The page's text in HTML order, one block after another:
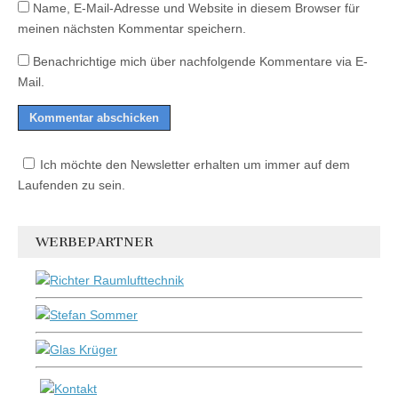
Name, E-Mail-Adresse und Website in diesem Browser für
meinen nächsten Kommentar speichern.
Benachrichtige mich über nachfolgende Kommentare via E-
Mail.
Ich möchte den Newsletter erhalten um immer auf dem
Laufenden zu sein.
WERBEPARTNER